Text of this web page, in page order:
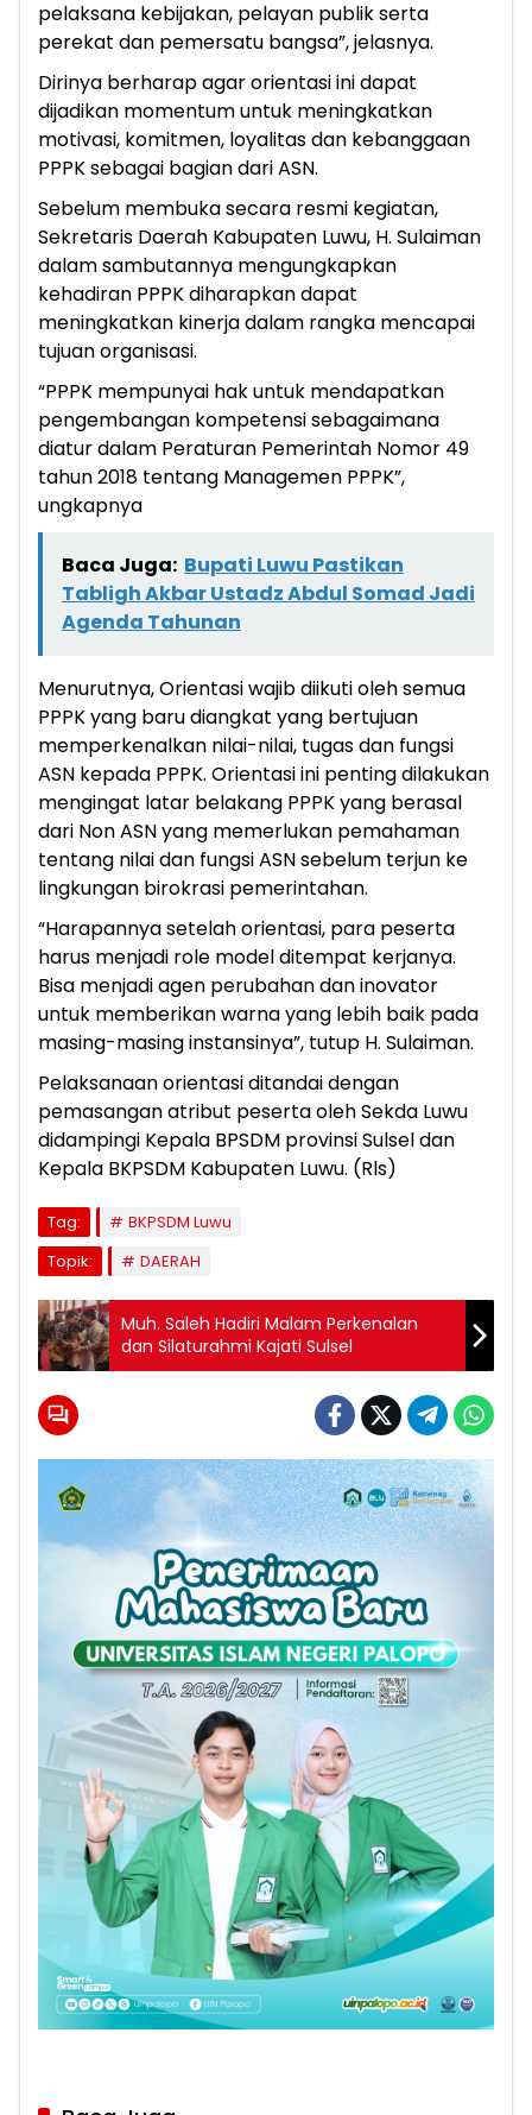
pelaksana kebijakan, pelayan publik serta
perekat dan pemersatu bangsa”, jelasnya.
Dirinya berharap agar orientasi ini dapat
dijadikan momentum untuk meningkatkan
motivasi, komitmen, loyalitas dan kebanggaan
PPPK sebagai bagian dari ASN.
Sebelum membuka secara resmi kegiatan,
Sekretaris Daerah Kabupaten Luwu, H. Sulaiman
dalam sambutannya mengungkapkan
kehadiran PPPK diharapkan dapat
meningkatkan kinerja dalam rangka mencapai
tujuan organisasi.
“PPPK mempunyai hak untuk mendapatkan
pengembangan kompetensi sebagaimana
diatur dalam Peraturan Pemerintah Nomor 49
tahun 2018 tentang Managemen PPPK”,
ungkapnya
Baca Juga: Bupati Luwu Pastikan
Tabligh Akbar Ustadz Abdul Somad Jadi
Agenda Tahunan
Menurutnya, Orientasi wajib diikuti oleh semua
PPPK yang baru diangkat yang bertujuan
memperkenalkan nilai-nilai, tugas dan fungsi
ASN kepada PPPK. Orientasi ini penting dilakukan
mengingat latar belakang PPPK yang berasal
dari Non ASN yang memerlukan pemahaman
tentang nilai dan fungsi ASN sebelum terjun ke
lingkungan birokrasi pemerintahan.
“Harapannya setelah orientasi, para peserta
harus menjadi role model ditempat kerjanya.
Bisa menjadi agen perubahan dan inovator
untuk memberikan warna yang lebih baik pada
masing-masing instansinya”, tutup H. Sulaiman.
Pelaksanaan orientasi ditandai dengan
pemasangan atribut peserta oleh Sekda Luwu
didampingi Kepala BPSDM provinsi Sulsel dan
Kepala BKPSDM Kabupaten Luwu. (Rls)
Tag:
BKPSDM Luwu
Topik:
DAERAH
Muh. Saleh Hadiri Malam Perkenalan
dan Silaturahmi Kajati Sulsel